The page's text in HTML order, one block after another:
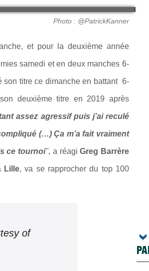
Photo : @PatrickKanner
et pour la deuxième année
samedi et en deux manches 6-
son titre ce dimanche en battant 6-
deuxième titre en 2019 après
assez agressif puis j’ai reculé
(…) Ça m’a fait vraiment
ce tournoi", a réagiGreg Barrère
Lille, va se rapprocher du top 100
of